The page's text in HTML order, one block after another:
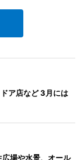
ア店など 3月には
場や水景、オール